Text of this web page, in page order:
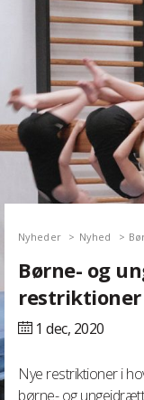
Nyheder Nyhed
Børne- og
restriktioner
1 dec, 2020
Nye restriktioner i
børne- og